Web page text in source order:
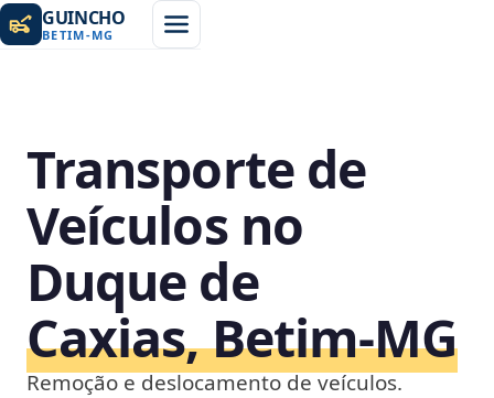
GUINCHO
BETIM-MG
Transporte de
Veículos no
Duque de
Caxias, Betim‑MG
Remoção e deslocamento de veículos.